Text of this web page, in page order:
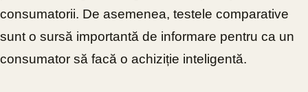
consumatorii. De asemenea, testele comparative
sunt o sursă importantă de informare pentru ca un
consumator să facă o achiziție inteligentă.